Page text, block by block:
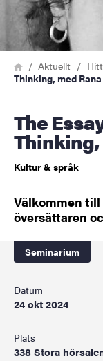
Länkstig
HemAktuellt
Thinking, med
The Essay as a Mode of
Thinking,
Kultur & språk
Välkommen
översättaren
Seminarium
Datum
24 okt 2024
Plats
338 Stora